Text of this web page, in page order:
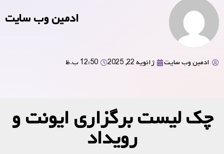
ادمین وب سایت
ادمین وب سایت ژانویه 22, 2025 12:50 ب.ظ
چک لیست برگزاری ایونت و
رویداد